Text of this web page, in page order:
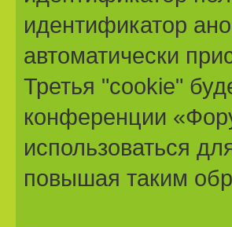
идентификатор
автоматически
Третья "cookie"
конференции
использоваться
повышая таким